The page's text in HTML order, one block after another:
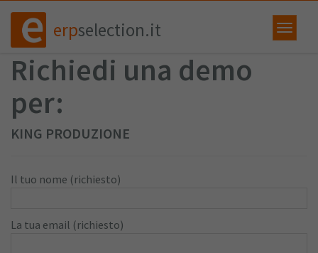
erpselection.it
Richiedi una demo
per:
KING PRODUZIONE
Il tuo nome (richiesto)
La tua email (richiesto)